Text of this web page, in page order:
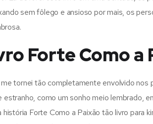
sem fôlego e ansioso por mais, os
Forte Como a
tornei tão completamente envolvido nos
como um sonho meio lembrado,
Forte Como a Paixão tão livro para